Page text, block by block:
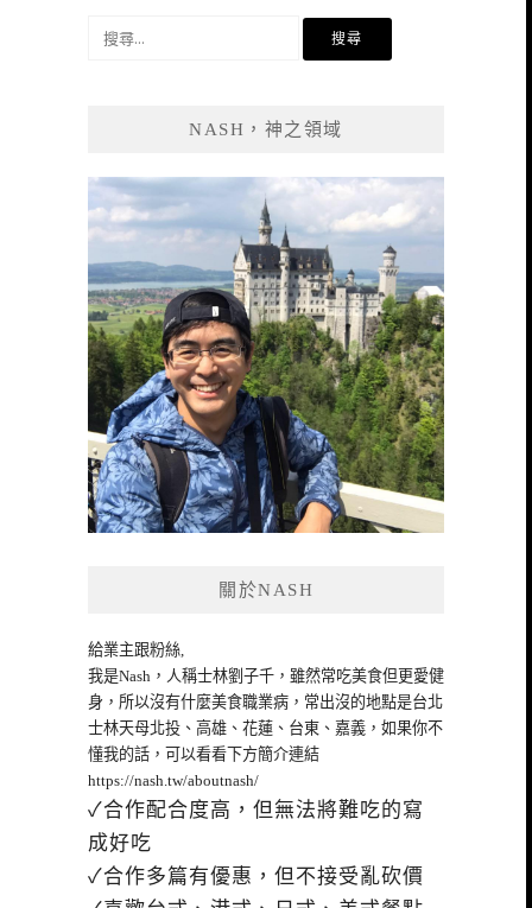
NASH，神之領域
關於NASH
給業主跟粉絲,
我是Nash，人稱士林劉子千，雖然常吃美食但更愛健
身，所以沒有什麼美食職業病，常出沒的地點是台北
士林天母北投、高雄、花蓮、台東、嘉義，如果你不
懂我的話，可以看看下方簡介連結
https://nash.tw/aboutnash/
✓合作配合度高，但無法將難吃的寫
成好吃
✓合作多篇有優惠，但不接受亂砍價